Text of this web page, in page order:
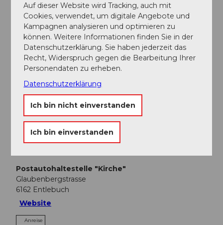
Luzerner Wanderwege
In der Nähe
Veranstaltung
Postautohaltestelle "Kirche"
Glaubenbergstrasse
6162 Entlebuch
Website
Anreise
Auf dieser Website wird Tracking, auch mit
Cookies, verwendet, um digitale Angebote und
Kampagnen analysieren und optimieren zu
können. Weitere Informationen finden Sie in der
Datenschutzerklärung. Sie haben jederzeit das
Recht, Widerspruch gegen die Bearbeitung Ihrer
Personendaten zu erheben.
Datenschutzerklärung
Ich bin nicht einverstanden
Ich bin einverstanden